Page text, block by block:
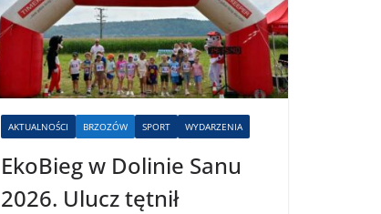
AKTUALNOŚCI BRZOZÓW SPORT WYDARZENIA
EkoBieg w Dolinie Sanu
2026. Ulucz tętnił